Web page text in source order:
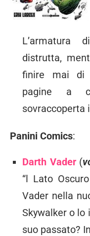
L’armatura
distrutta,
finire mai di
pagine a
sovraccoperta
Panini Comics:
Darth Vader(
“l Lato
Vader nella
Skywalker o
suo passato?